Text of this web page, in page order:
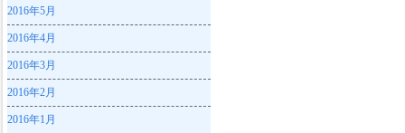
2016年5月
2016年4月
2016年3月
2016年2月
2016年1月